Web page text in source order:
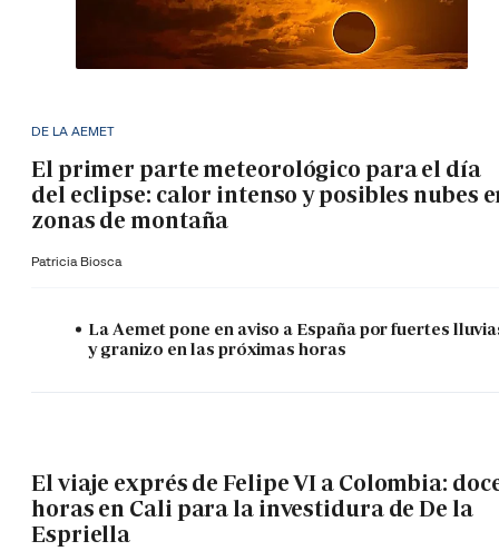
DE LA AEMET
El primer parte meteorológico para el día
del eclipse: calor intenso y posibles nubes
zonas de montaña
Patricia Biosca
La Aemet pone en aviso a España por fuertes
y granizo en las próximas horas
El viaje exprés de Felipe VI a Colombia:
horas en Cali para la investidura de De la
Espriella